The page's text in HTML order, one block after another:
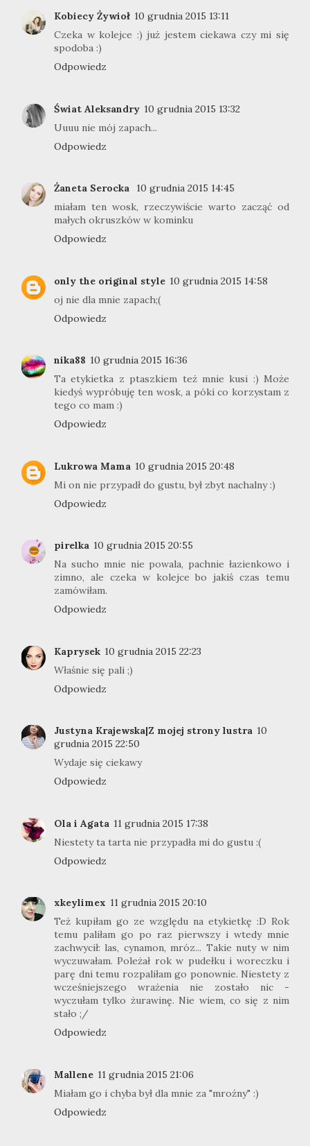
Kobiecy Żywioł 10 grudnia 2015 13:11
Czeka w kolejce :) już jestem ciekawa czy mi się
spodoba :)
Odpowiedz
Świat Aleksandry 10 grudnia 2015 13:32
Uuuu nie mój zapach...
Odpowiedz
Żaneta Serocka
10 grudnia 2015 14:45
miałam ten wosk, rzeczywiście warto zacząć od
małych okruszków w kominku
Odpowiedz
only the original style 10 grudnia 2015 14:58
oj nie dla mnie zapach;(
Odpowiedz
nika88 10 grudnia 2015 16:36
Ta etykietka z ptaszkiem też mnie kusi :) Może
kiedyś wypróbuję ten wosk, a póki co korzystam z
tego co mam :)
Odpowiedz
Lukrowa Mama 10 grudnia 2015 20:48
Mi on nie przypadł do gustu, był zbyt nachalny :)
Odpowiedz
pirelka 10 grudnia 2015 20:55
Na sucho mnie nie powala, pachnie łazienkowo i
zimno, ale czeka w kolejce bo jakiś czas temu
zamówiłam.
Odpowiedz
Kaprysek 10 grudnia 2015 22:23
Właśnie się pali ;)
Odpowiedz
Justyna Krajewska|Z mojej strony lustra 10
grudnia 2015 22:50
Wydaje się ciekawy
Odpowiedz
Ola i Agata 11 grudnia 2015 17:38
Niestety ta tarta nie przypadła mi do gustu :(
Odpowiedz
xkeylimex 11 grudnia 2015 20:10
Też kupiłam go ze względu na etykietkę :D Rok
temu paliłam go po raz pierwszy i wtedy mnie
zachwycił: las, cynamon, mróz... Takie nuty w nim
wyczuwałam. Poleżał rok w pudełku i woreczku i
parę dni temu rozpaliłam go ponownie. Niestety z
wcześniejszego wrażenia nie zostało nic -
wyczułam tylko żurawinę. Nie wiem, co się z nim
stało ;/
Odpowiedz
Mallene 11 grudnia 2015 21:06
Miałam go i chyba był dla mnie za "mroźny" :)
Odpowiedz